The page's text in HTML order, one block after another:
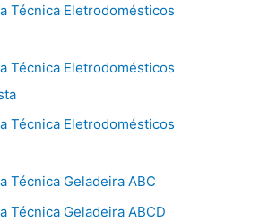
Técnica Eletrodomésticos
Técnica Eletrodomésticos
Técnica Eletrodomésticos
Técnica Geladeira ABC
Técnica Geladeira ABCD